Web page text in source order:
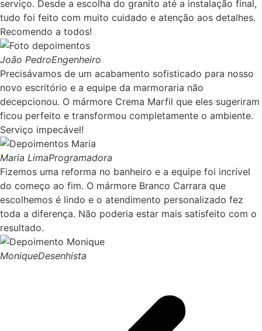
serviço. Desde a escolha do granito até a instalação final,
tudo foi feito com muito cuidado e atenção aos detalhes.
Recomendo a todos!
João PedroEngenheiro
Precisávamos de um acabamento sofisticado para nosso
novo escritório e a equipe da marmoraria não
decepcionou. O mármore Crema Marfil que eles sugeriram
ficou perfeito e transformou completamente o ambiente.
Serviço impecável!
Maria LimaProgramadora
Fizemos uma reforma no banheiro e a equipe foi incrível
do começo ao fim. O mármore Branco Carrara que
escolhemos é lindo e o atendimento personalizado fez
toda a diferença. Não poderia estar mais satisfeito com o
resultado.
MoniqueDesenhista